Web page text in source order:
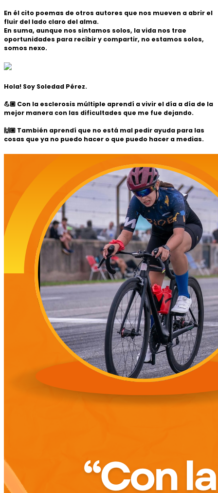
En él cito poemas de otros autores que nos mueven a abrir el
fluir del lado claro del alma.
En suma, aunque nos sintamos solos, la vida nos trae
oportunidades para recibir y compartir, no estamos solos,
somos nexo.
Hola! Soy Soledad Pérez.
💪🏼 Con la esclerosis múltiple aprendí a vivir el día a día de la
mejor manera con las dificultades que me fue dejando.
🙌🏼 También aprendí que no está mal pedir ayuda para las
cosas que ya no puedo hacer o que puedo hacer a medias.